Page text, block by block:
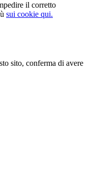
il corretto
sui cookie qui.
sito, conferma di avere